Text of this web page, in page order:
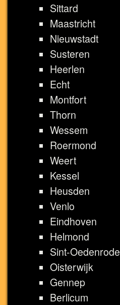
Sittard
Maastricht
Nieuwstadt
Susteren
Heerlen
Echt
Montfort
Thorn
Wessem
Roermond
Weert
Kessel
Heusden
Venlo
Eindhoven
Helmond
Sint-Oedenrode
Oisterwijk
Gennep
Berlicum